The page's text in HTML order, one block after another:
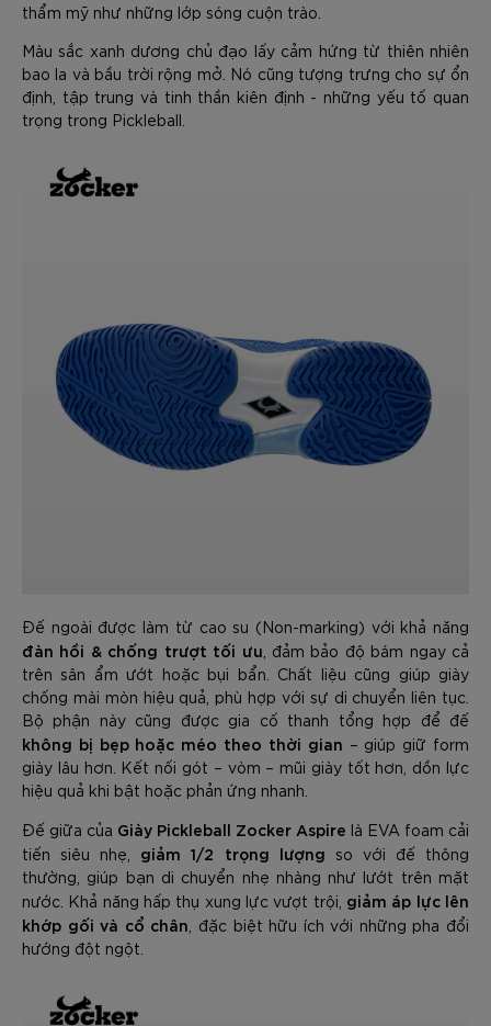
thẩm mỹ như những lớp sóng cuộn trào.
Màu sắc xanh dương chủ đạo lấy cảm hứng từ thiên nhiên
bao la và bầu trời rộng mở. Nó cũng tượng trưng cho sự ổn
định, tập trung và tinh thần kiên định - những yếu tố quan
trọng trong Pickleball.
Đế ngoài được làm từ cao su (Non-marking) với khả năng
đàn hồi & chống trượt tối ưu , đảm bảo độ bám ngay cả
trên sân ẩm ướt hoặc bụi bẩn. Chất liệu cũng giúp giày
chống mài mòn hiệu quả, phù hợp với sự di chuyển liên tục.
Bộ phận này cũng được gia cố thanh tổng hợp để đế
không bị bẹp hoặc méo theo thời gian – giúp giữ form
giày lâu hơn. Kết nối gót – vòm – mũi giày tốt hơn, dồn lực
hiệu quả khi bật hoặc phản ứng nhanh.
Đế giữa của Giày Pickleball Zocker Aspire là EVA foam cải
tiến siêu nhẹ, giảm 1/2 trọng lượng so với đế thông
thường, giúp bạn di chuyển nhẹ nhàng như lướt trên mặt
nước. Khả năng hấp thụ xung lực vượt trội, giảm áp lực lên
khớp gối và cổ chân , đặc biệt hữu ích với những pha đổi
hướng đột ngột.